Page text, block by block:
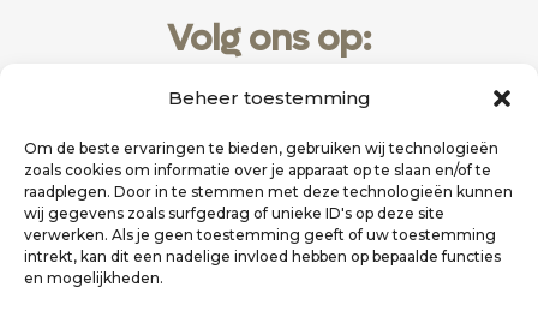
Beheer toestemming
Om de beste ervaringen te bieden, gebruiken wij technologieën
zoals cookies om informatie over je apparaat op te slaan en/of te
raadplegen. Door in te stemmen met deze technologieën kunnen
wij gegevens zoals surfgedrag of unieke ID's op deze site
verwerken. Als je geen toestemming geeft of uw toestemming
intrekt, kan dit een nadelige invloed hebben op bepaalde functies
en mogelijkheden.
Volg ons op: